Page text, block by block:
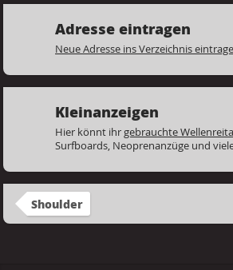
Adresse eintragen
Neue Adresse ins Verzeichnis
Kleinanzeigen
Hier könnt ihrgebrauchte
Surfboards, Neoprenanzüge und
Shoulder